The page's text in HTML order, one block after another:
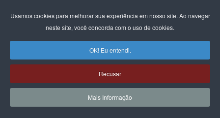
Usamos cookies para melhorar sua experiência em nosso site. Ao navegar
neste site, você concorda com o uso de cookies.
OK! Eu entendi.
Recusar
Mais Informação